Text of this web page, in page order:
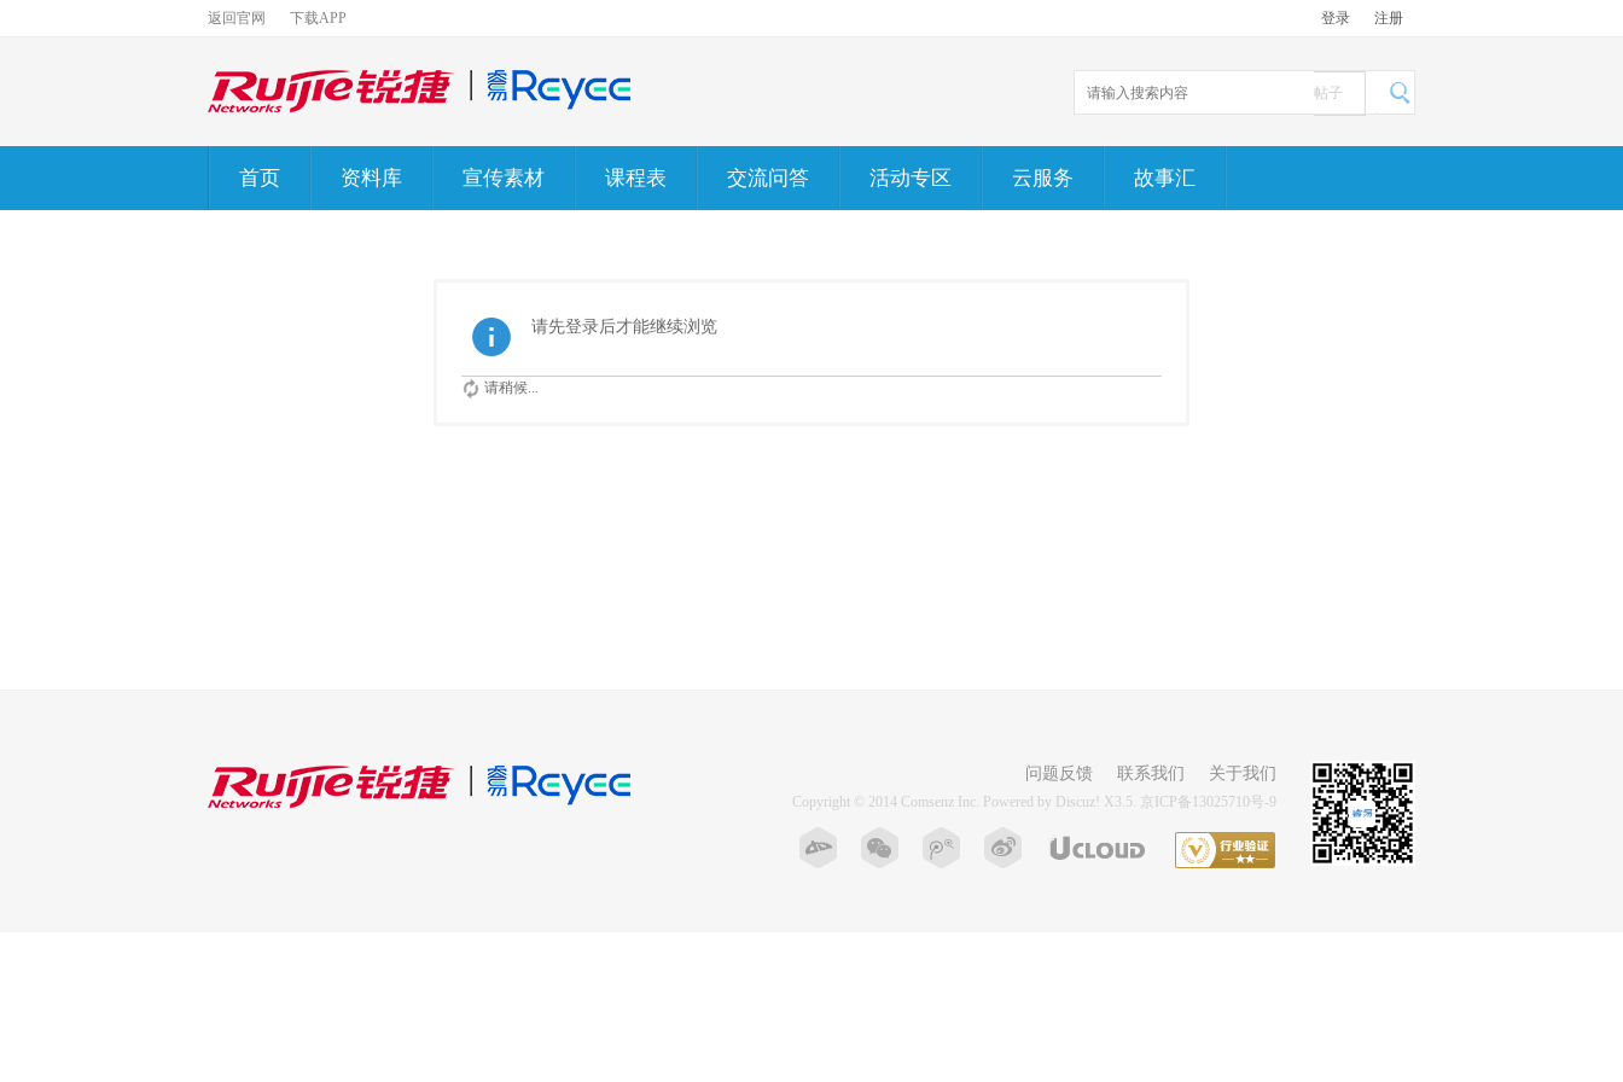
返回官网 下载APP 登录 注册
帖子
首页 资料库 宣传素材 课程表 交流问答 活动专区 云服务 故事汇
请先登录后才能继续浏览
请稍候...
关于我们
联系我们
问题反馈
Copyright © 2014 Comsenz Inc. Powered by Discuz! X3.5. 京ICP备13025710号-9